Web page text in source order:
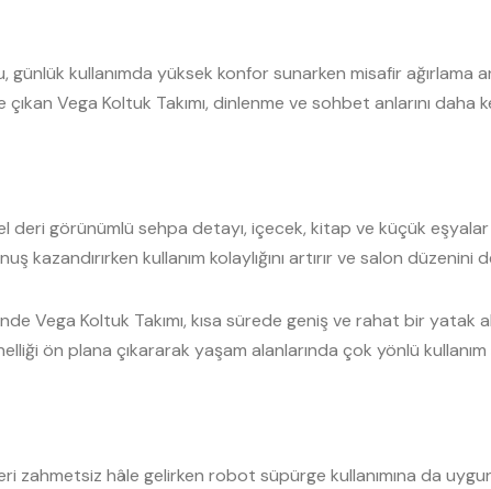
günlük kullanımda yüksek konfor sunarken misafir ağırlama
Vega Koltuk Takımı, dinlenme ve sohbet anlarını daha
deri görünümlü sehpa detayı, içecek, kitap ve küçük
kazandırırken kullanım kolaylığını artırır ve salon düzenini
Vega Koltuk Takımı, kısa sürede geniş ve rahat bir
ön plana çıkararak yaşam alanlarında çok yönlü kullanım
zahmetsiz hâle gelirken robot süpürge kullanımına da